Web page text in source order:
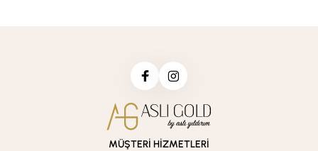
MÜŞTERİ HİZMETLERİ